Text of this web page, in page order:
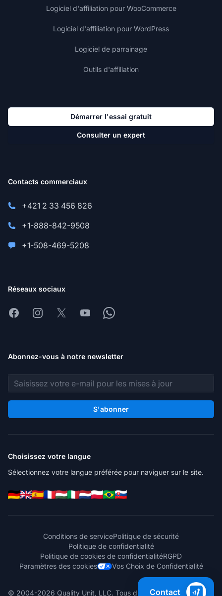
Logiciel d'affiliation pour WooCommerce
Logiciel d'affiliation pour WordPress
Logiciel de parrainage
Outils d'affiliation
Démarrer l'essai gratuit
Consulter un expert
Contacts commerciaux
+421 2 33 456 826
+1-888-842-9508
+1-508-469-5208
Réseaux sociaux
FacebookInstagram
X YoutubeWhatsapp
Abonnez-vous à notre newsletter
Adresse e-mail
S'abonner
Choisissez votre langue
Sélectionnez votre langue préférée pour naviguer sur le site.
Conditions de servicePolitique de sécurité
Politique de confidentialité
Politique de cookies de confidentialitéRGPD
Paramètres des cookies
Vos Choix de Confidentialité
© 2004-2026 Quality Unit, LLC. Tous droits réservés.
Contact